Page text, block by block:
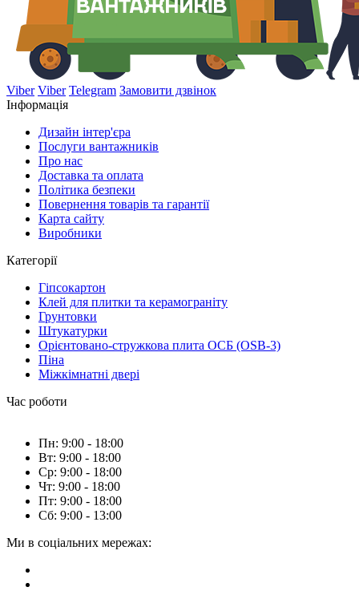
Viber Viber Telegram Замовити дзвінок
Інформація
Дизайн інтер'єра
Послуги вантажників
Про нас
Доставка та оплата
Політика безпеки
Повернення товарів та гарантії
Карта сайту
Виробники
Категорії
Гіпсокартон
Клей для плитки та керамограніту
Грунтовки
Штукатурки
Орієнтовано-стружкова плита ОСБ (OSB-3)
Піна
Міжкімнатні двері
Час роботи
Пн: 9:00 - 18:00
Вт: 9:00 - 18:00
Ср: 9:00 - 18:00
Чт: 9:00 - 18:00
Пт: 9:00 - 18:00
Сб: 9:00 - 13:00
Ми в соціальних мережах: